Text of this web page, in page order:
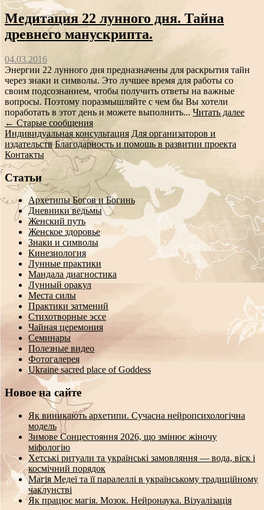
Медитация 22 лунного дня. Тайна
древнего манускрипта.
04.03.2016
Энергии 22 лунного дня предназначены для раскрытия тайн
через знаки и символы. Это лучшее время для работы со
своим подсознанием, чтобы получить ответы на важные
вопросы. Поэтому поразмышляйте с чем бы Вы хотели
поработать в этот день и можете выполнить... Читать далее
Сообщение
навигации
← Старые сообщения
Индивидуальная консультация Для организаторов и
издательств Благодарность и помощь в развитии проекта
Контакты
Статьи
Архетипы Богов и Богинь
Дневники ведьмы
Женский путь
Женское здоровье
Знаки и символы
Кинезиология
Лунные практики
Мандала диагностика
Лунный оракул
Места силы
Практики затмений
Стихотворные эссе
Чайная церемония
Семинары
Полезные видео
Фотогалерея
Ukraine sacred place of Goddess
Новое на сайте
Як виникають архетипи. Сучасна нейропсихологічна
модель
Зимове Сонцестояння 2026, що змінює жіночу
міфологію
Хетські ритуали та українські замовляння — вода, віск і
космічний порядок
Магія Медеї та її паралеллі в українському традиційному
чаклунстві
Як працює магія. Мозок. Нейронаука. Візуалізація